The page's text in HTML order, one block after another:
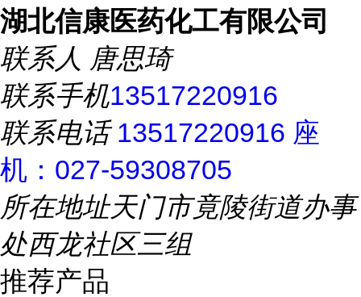
湖北信康医药化工有限公司
联系人 唐思琦
联系手机13517220916
联系电话13517220916 座
机：027-59308705
所在地址天门市竟陵街道办事
处西龙社区三组
推荐产品